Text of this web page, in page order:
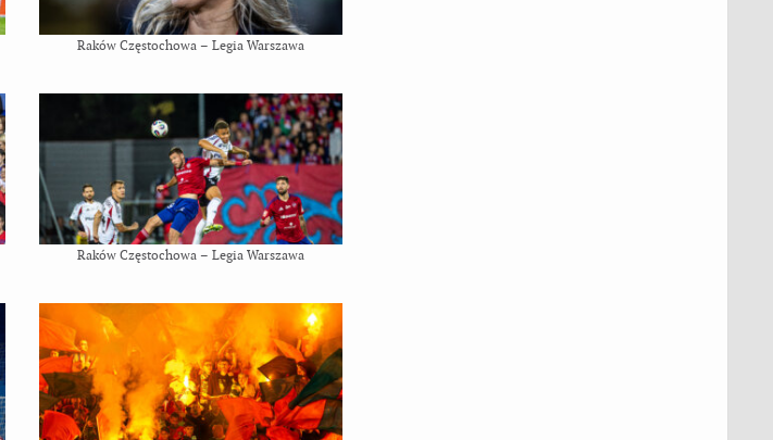
Raków Częstochowa – Legia Warszawa
Raków Częstochowa – Legia Warszawa